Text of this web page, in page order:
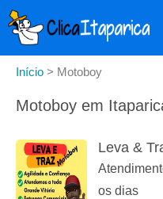
Início > Motoboy
Motoboy em
Leva &
os dias